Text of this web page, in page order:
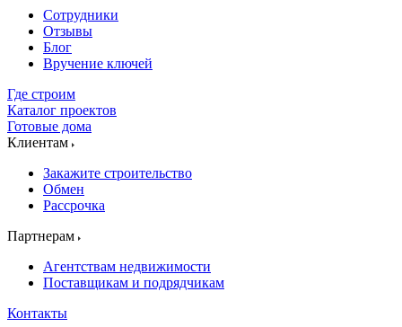
Сотрудники
Отзывы
Блог
Вручение ключей
Где строим
Каталог проектов
Готовые дома
Клиентам
Закажите строительство
Обмен
Рассрочка
Партнерам
Агентствам недвижимости
Поставщикам и подрядчикам
Контакты